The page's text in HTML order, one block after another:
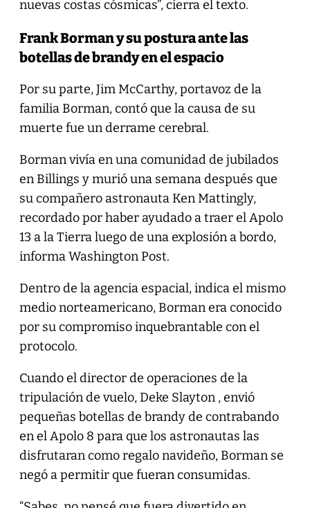
nuevas costas cósmicas”, cierra el texto.
Frank Borman y su postura ante las
botellas de brandy en el espacio
Por su parte, Jim McCarthy, portavoz de la
familia Borman, contó que la causa de su
muerte fue un derrame cerebral.
Borman vivía en una comunidad de jubilados
en Billings y murió una semana después que
su compañero astronauta Ken Mattingly,
recordado por haber ayudado a traer el Apolo
13 a la Tierra luego de una explosión a bordo,
informa Washington Post.
Dentro de la agencia espacial, indica el mismo
medio norteamericano, Borman era conocido
por su compromiso inquebrantable con el
protocolo.
Cuando el director de operaciones de la
tripulación de vuelo, Deke Slayton , envió
pequeñas botellas de brandy de contrabando
en el Apolo 8 para que los astronautas las
disfrutaran como regalo navideño, Borman se
negó a permitir que fueran consumidas.